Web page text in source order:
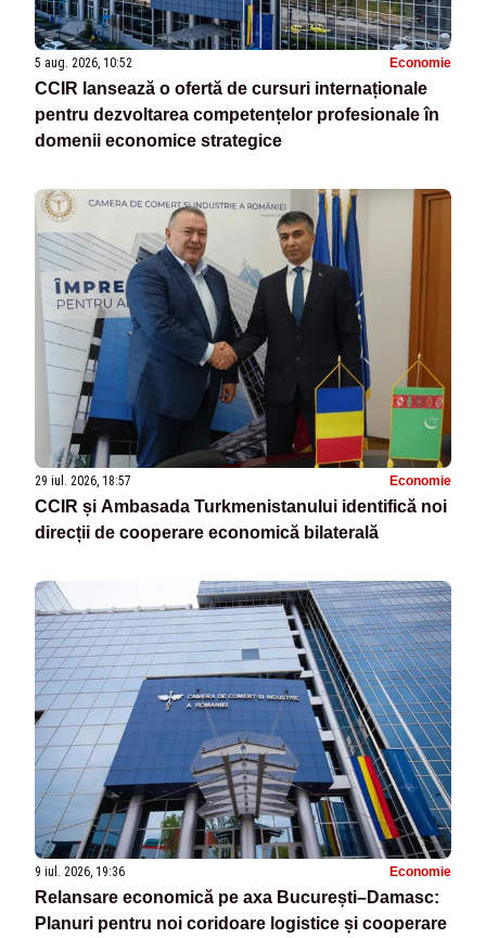
5 aug. 2026, 10:52 Economie
CCIR lansează o ofertă de cursuri internaționale
pentru dezvoltarea competențelor profesionale în
domenii economice strategice
29 iul. 2026, 18:57 Economie
CCIR și Ambasada Turkmenistanului identifică noi
direcții de cooperare economică bilaterală
9 iul. 2026, 19:36 Economie
Relansare economică pe axa București–Damasc:
Planuri pentru noi coridoare logistice și cooperare